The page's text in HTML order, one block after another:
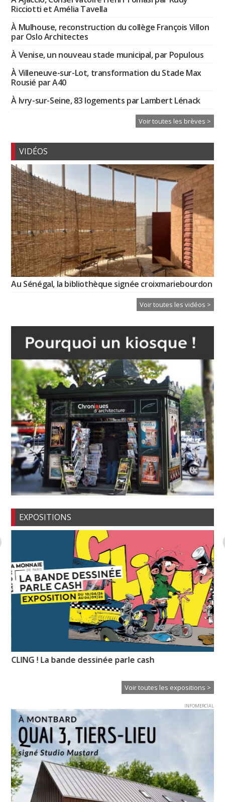
Ricciotti et Amélia Tavella
À Mulhouse, reconstruction du collège François Villon
par Oslo Architectes
À Venise, un nouveau stade municipal, par Populous
À Villeneuve-sur-Lot, transformation du Stade Max
Rousié par A40
À Ivry-sur-Seine, 83 logements par Lambert Lénack
Voir toutes les brèves >
VIDÉOS
Au Sénégal, la bibliothèque signée croixmariebourdon
Voir toutes les vidéos >
EXPOSITIONS
CLING ! La bande dessinée parle cash
Voir toutes les expositions >
INFOMERCIAL